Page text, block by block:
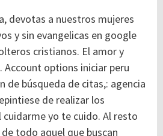
devotas a nuestros mujeres
y sin evangelicas en google
cristianos. El amor y
Account options iniciar peru
de búsqueda de citas,: agencia
de realizar los
yo te cuido. Al resto
todo aquel que buscan